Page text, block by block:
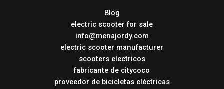
Blog
electric scooter for sale
info@menajordy.com
electric scooter manufacturer
scooters electricos
fabricante de citycoco
proveedor de bicicletas eléctricas